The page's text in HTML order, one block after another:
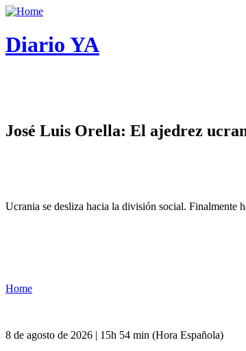
Diario YA
José Luis Orella: El ajedrez
Ucrania se desliza hacia la división social. Finalmente
Home
8 de agosto de 2026 | 15h 54 min (Hora Española)